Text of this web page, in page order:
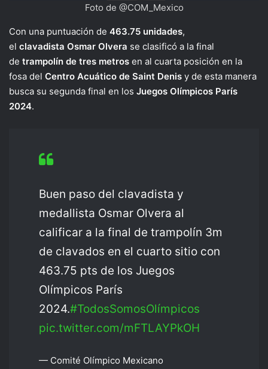
Foto de @COM_Mexico
Con una puntuación de 463.75 unidades,
el clavadista Osmar Olvera se clasificó a la final
de trampolín de tres metros en al cuarta posición en la
fosa del Centro Acuático de Saint Denis y de esta manera
busca su segunda final en los Juegos Olímpicos París
2024.
Buen paso del clavadista y
medallista Osmar Olvera al
calificar a la final de trampolín 3m
de clavados en el cuarto sitio con
463.75 pts de los Juegos
Olímpicos París
2024.#TodosSomosOlímpicos
pic.twitter.com/mFTLAYPkOH
— Comité Olímpico Mexicano